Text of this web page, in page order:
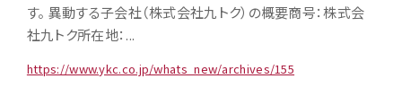
す。 異動する子会社（株式会社九トク）の概要商号：株式会
社九トク所在地：...
https://www.ykc.co.jp/whats_new/archives/155